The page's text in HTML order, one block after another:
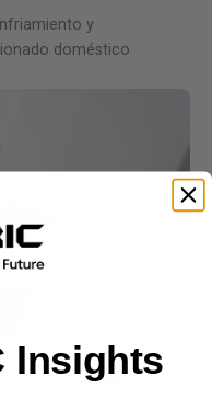
y
doméstico
Insights